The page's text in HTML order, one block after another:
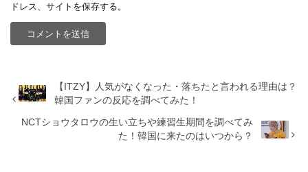
ドレス、サイトを保存する。
【ITZY】人気がなくなった・落ちたと言われる理由は？
韓国ファンの反応を調べてみた！
NCTショウタロウの生い立ちや練習生期間を調べてみ
た！韓国に来たのはいつから？